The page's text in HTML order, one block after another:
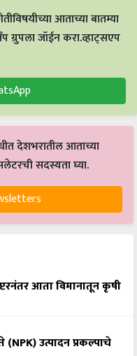
आताच्या बातम्या
ग्रुपला जॉईन करा.व्हाट्सएप
देशभरातील आताच्या
सदस्यता घ्या.
आता विमानातून कृषी
(NPK) उत्पादन प्रकल्पाचे